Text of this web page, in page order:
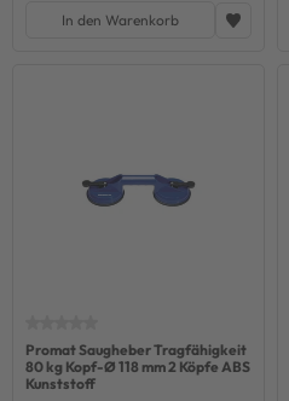
In den Warenkorb
Promat Saugheber Tragfähigkeit
80 kg Kopf-Ø 118 mm 2 Köpfe ABS
Kunststoff